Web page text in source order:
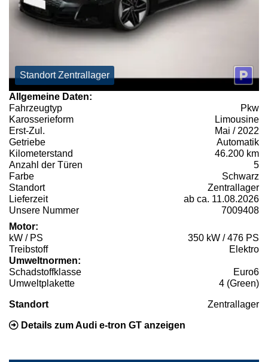
Standort Zentrallager
Allgemeine Daten:
Fahrzeugtyp
Pkw
Karosserieform
Limousine
Erst-Zul.
Mai / 2022
Getriebe
Automatik
Kilometerstand
46.200 km
Anzahl der Türen
5
Farbe
Schwarz
Standort
Zentrallager
Lieferzeit
ab ca. 11.08.2026
Unsere Nummer
7009408
Motor:
kW / PS
350 kW / 476 PS
Treibstoff
Elektro
Umweltnormen:
Schadstoffklasse
Euro6
Umweltplakette
4 (Green)
Standort Zentrallager
Details zum Audi e-tron GT anzeigen